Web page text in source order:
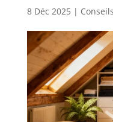
8 Déc 2025|